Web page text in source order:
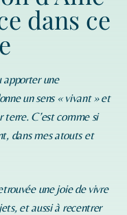
dans ce
une
un sens « vivant » et
terre. C’est comme si
dans mes atouts et
une joie de vivre
et aussi à recentrer